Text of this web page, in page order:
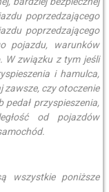
poprzedzającego
poprzedzającego
pojazdu, warunków
W związku z tym jeśli
i hamulca,
czy otoczenie
pedał przyspieszenia,
od pojazdów
wszystkie poniższe